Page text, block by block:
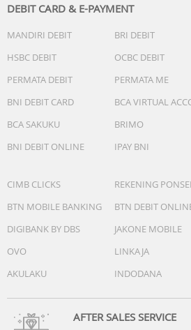
DEBIT CARD & E-PAYMENT
MANDIRI DEBIT BRI DEBIT
HSBC DEBIT
OCBC DEBIT
PERMATA DEBIT
PERMATA ME
BNI DEBIT CARD
BCA VIRTUAL
BCA SAKUKU
BRIMO
BNI DEBIT ONLINE
IPAY BNI
CIMB CLICKS
REKENING
BTN MOBILE BANKING
BTN DEBIT
DIGIBANK BY DBS
JAKONE MOBILE
OVO
LINKAJA
AKULAKU
INDODANA
AFTER SALES SERVICE